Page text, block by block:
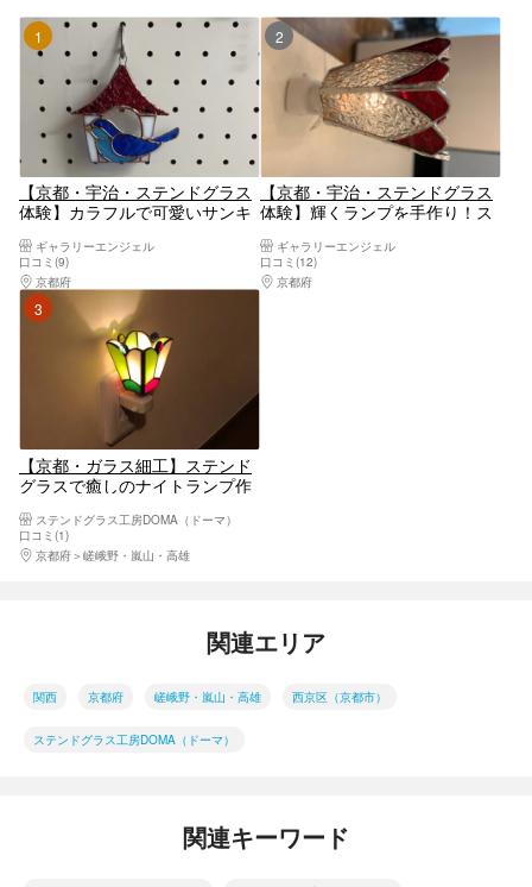
1位
【京都・宇治・ステンドグラス
体験】カラフルで可愛いサンキ
ギャラリーエンジェル
口コミ(9)
京都府
2位
【京都・宇治・ステンドグラス
体験】輝くランプを手作り！ス
ギャラリーエンジェル
口コミ(12)
京都府
3位
【京都・ガラス細工】ステンド
グラスで癒しのナイトランプ作
ステンドグラス工房DOMA（ドーマ）
口コミ(1)
京都府
嵯峨野・嵐山・高雄
関連エリア
関西 京都府 嵯峨野・嵐山・高雄 西京区（京都市）
ステンドグラス工房DOMA（ドーマ）
関連キーワード